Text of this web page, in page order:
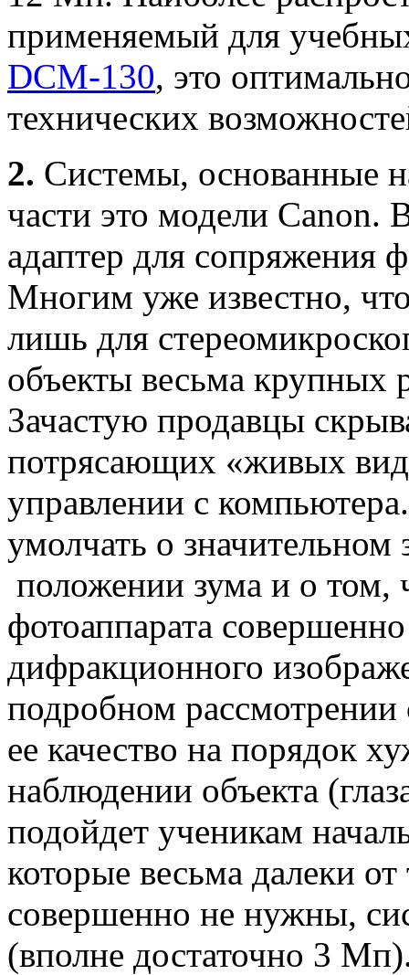
применяемый для
DCM-130, это
технических
2. Системы, основанные
части это модели Canon.
адаптер для сопряжения
Многим уже известно,
лишь для
объекты весьма крупных
Зачастую продавцы
потрясающих «живых
управлении с
умолчать о значительном
положении зума и о том,
фотоаппарата
дифракционного
подробном
ее качество на порядок
наблюдении объекта
подойдет ученикам
которые весьма далеки
совершенно не нужны,
(вполне достаточно 3